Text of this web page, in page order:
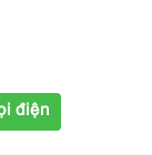
điện